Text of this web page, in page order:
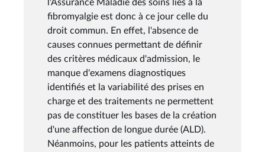
l'Assurance Maladie des soins liés à la
fibromyalgie est donc à ce jour celle du
droit commun. En effet, l'absence de
causes connues permettant de définir
des critères médicaux d'admission, le
manque d'examens diagnostiques
identifiés et la variabilité des prises en
charge et des traitements ne permettent
pas de constituer les bases de la création
d'une affection de longue durée (ALD).
Néanmoins, pour les patients atteints de